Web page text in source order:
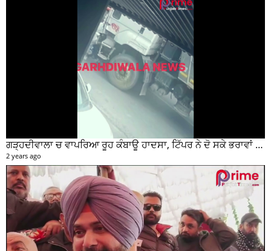
ਗੜ੍ਹਦੀਵਾਲਾ ਚ ਵਾਪਰਿਆ ਰੂਹ ਕੰਬਾਊ ਹਾਦਸਾ, ਟਿੱਪਰ ਨੇ ਦੋ ਸਕੇ ਭਰਾਵਾਂ ਨੂੰ ਕੁਚਲਿਆ, ਸੀਸੀਟੀਵੀ ਫੁਟੇਜ ਵੀ ਆਈ ਸਾਹਮਣੇ
2 years ago